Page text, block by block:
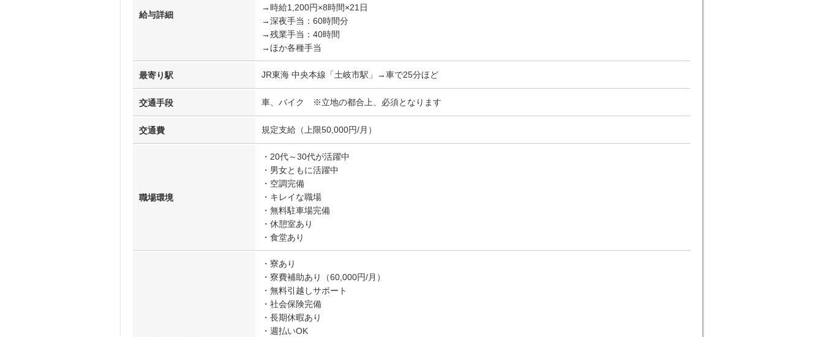
給与詳細
→時給1,200円×8時間×21日
→深夜手当：60時間分
→残業手当：40時間
→ほか各種手当
最寄り駅 JR東海 中央本線「土岐市駅」→車で25分ほど
交通手段 車、バイク ※立地の都合上、必須となります
交通費 規定支給（上限50,000円/月）
職場環境
・20代～30代が活躍中
・男女ともに活躍中
・空調完備
・キレイな職場
・無料駐車場完備
・休憩室あり
・食堂あり
・寮あり
・寮費補助あり（60,000円/月）
・無料引越しサポート
・社会保険完備
・長期休暇あり
・週払いOK